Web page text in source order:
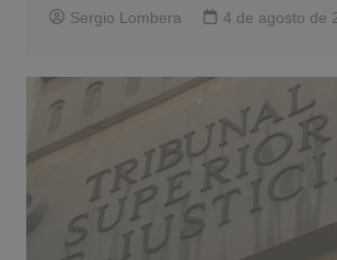
Sergio Lombera 4 de agosto de